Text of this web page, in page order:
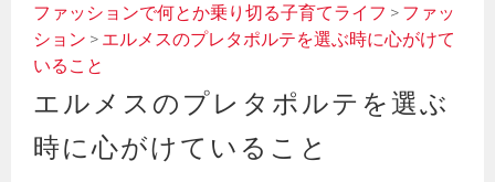
ファッションで何とか乗り切る子育てライフ > ファッ
ション > エルメスのプレタポルテを選ぶ時に心がけて
いること
エルメスのプレタポルテを選ぶ
時に心がけていること